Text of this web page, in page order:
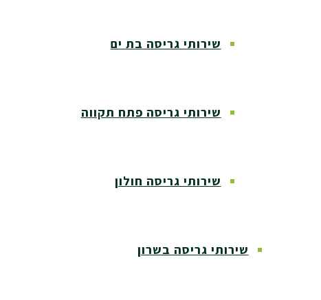
שירותי גריסה בת ים
שירותי גריסה פתח תקווה
שירותי גריסה חולון
שירותי גריסה בשרון